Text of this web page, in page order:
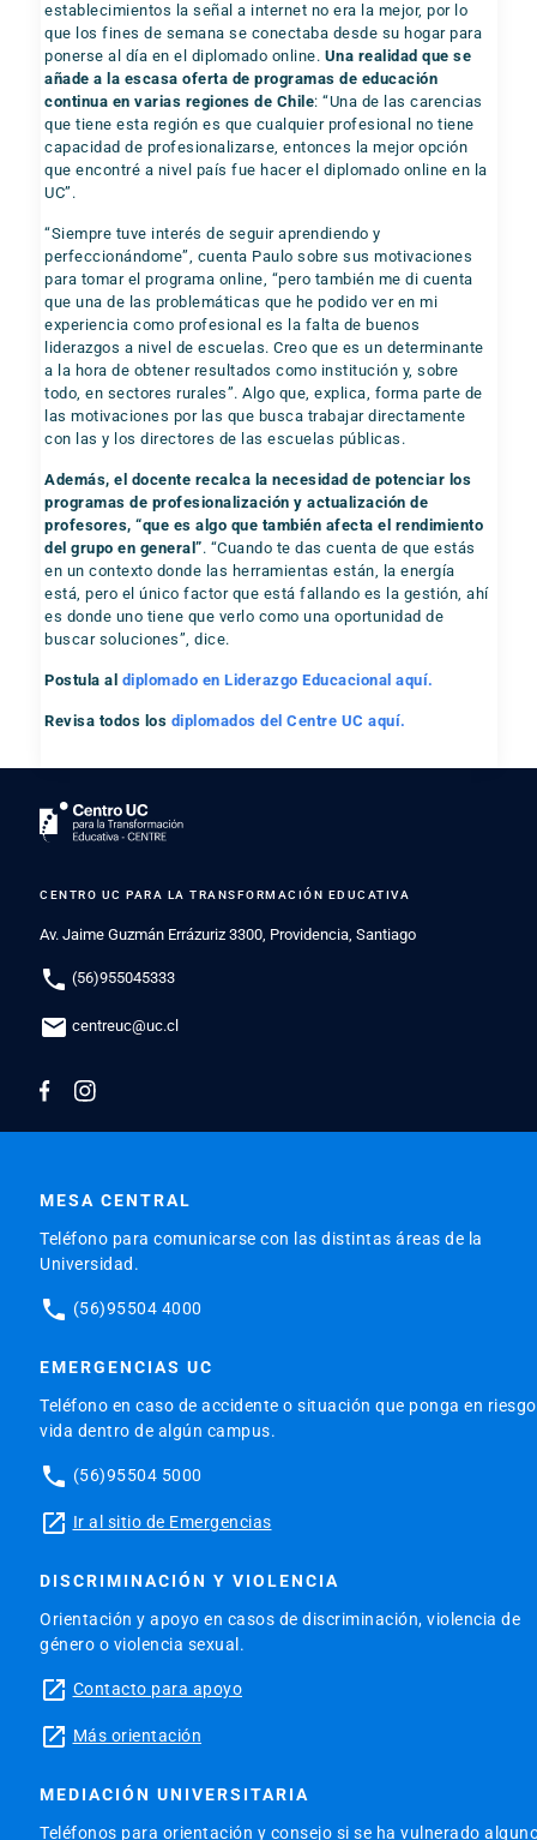
establecimientos la señal a internet no era la mejor, por lo
que los fines de semana se conectaba desde su hogar para
ponerse al día en el diplomado online. Una realidad que se
añade a la escasa oferta de programas de educación
continua en varias regiones de Chile: “Una de las carencias
que tiene esta región es que cualquier profesional no tiene
capacidad de profesionalizarse, entonces la mejor opción
que encontré a nivel país fue hacer el diplomado online en la
UC”.
“Siempre tuve interés de seguir aprendiendo y
perfeccionándome”, cuenta Paulo sobre sus motivaciones
para tomar el programa online, “pero también me di cuenta
que una de las problemáticas que he podido ver en mi
experiencia como profesional es la falta de buenos
liderazgos a nivel de escuelas. Creo que es un determinante
a la hora de obtener resultados como institución y, sobre
todo, en sectores rurales”. Algo que, explica, forma parte de
las motivaciones por las que busca trabajar directamente
con las y los directores de las escuelas públicas.
Además, el docente recalca la necesidad de potenciar los
programas de profesionalización y actualización de
profesores, “que es algo que también afecta el rendimiento
del grupo en general”. “Cuando te das cuenta de que estás
en un contexto donde las herramientas están, la energía
está, pero el único factor que está fallando es la gestión, ahí
es donde uno tiene que verlo como una oportunidad de
buscar soluciones”, dice.
Postula al diplomado en Liderazgo Educacional aquí.
Revisa todos los diplomados del Centre UC aquí.
CENTRO UC PARA LA TRANSFORMACIÓN EDUCATIVA
Av. Jaime Guzmán Errázuriz 3300, Providencia, Santiago
phone (56)955045333
mail centreuc@uc.cl
MESA CENTRAL
Teléfono para comunicarse con las distintas áreas de la
Universidad.
phone (56)95504 4000
EMERGENCIAS UC
Teléfono en caso de accidente o situación que ponga en
vida dentro de algún campus.
phone (56)95504 5000
launch Ir al sitio de Emergencias
DISCRIMINACIÓN Y VIOLENCIA
Orientación y apoyo en casos de discriminación, violencia de
género o violencia sexual.
launch Contacto para apoyo
launch Más orientación
MEDIACIÓN UNIVERSITARIA
Teléfonos para orientación y consejo si se ha vulnerado